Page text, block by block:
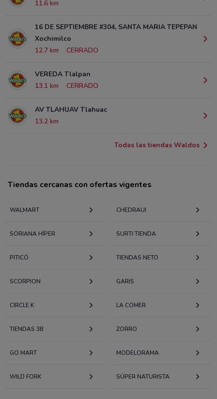
11.6 km
16 DE SEPTIEMBRE #304, SANTA MARIA TEPEPAN
Xochimilco
12.7 km
CERRADO
VEREDA Tlalpan
13.1 km
CERRADO
AV TLAHUAV Tlahuac
13.2 km
Todas las tiendas Waldos
Tiendas cercanas con ofertas vigentes
WALMART CHEDRAUI
SORIANA HÍPER SURTI TIENDA
PITICÓ TIENDAS NETO
SCORPION GARIS
CIRCLE K LA COMER
TIENDAS 3B ZORRO
GO MART MODELORAMA
WILD FORK SÚPER NATURISTA